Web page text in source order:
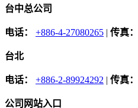
台中总公司
电话： +886-4-27080265 | 传真：
台北
电话： +886-2-89924292 | 传真：
公司网站入口